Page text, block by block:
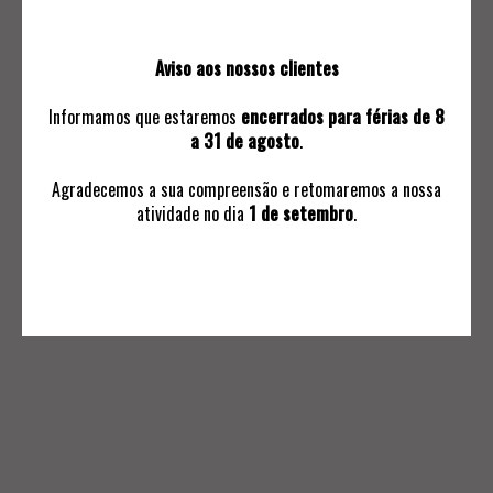
LEILOEIRA CÔRTE REAL
Leilões Live
Contactos
Aviso aos nossos clientes
Informamos que estaremos encerrados para férias de 8
a 31 de agosto.
Agradecemos a sua compreensão e retomaremos a nossa
atividade no dia 1 de setembro.